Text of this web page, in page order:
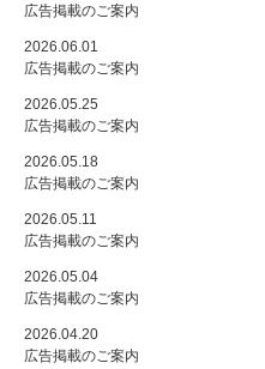
広告掲載のご案内
2026.06.01
広告掲載のご案内
2026.05.25
広告掲載のご案内
2026.05.18
広告掲載のご案内
2026.05.11
広告掲載のご案内
2026.05.04
広告掲載のご案内
2026.04.20
広告掲載のご案内